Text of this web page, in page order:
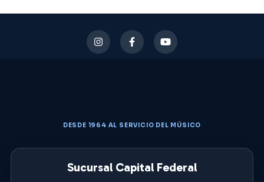
DESDE 1964 AL SERVICIO DEL MÚSICO
Sucursal Capital Federal